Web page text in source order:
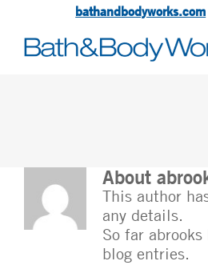
bathandbodyworks.com
About
This author
any details.
So far
blog entries.